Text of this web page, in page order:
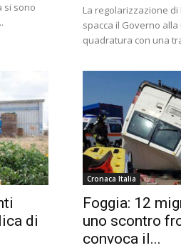
si sono
La regolarizzazione
spacca il Governo
quadratura con una
di
Cronaca Italia
Foggia: 12
uno scontro
convoca il...